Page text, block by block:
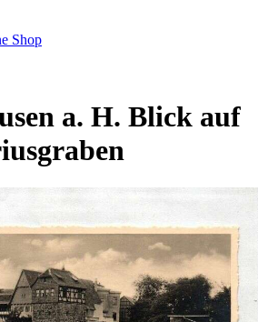
Shop
a. H. Blick auf